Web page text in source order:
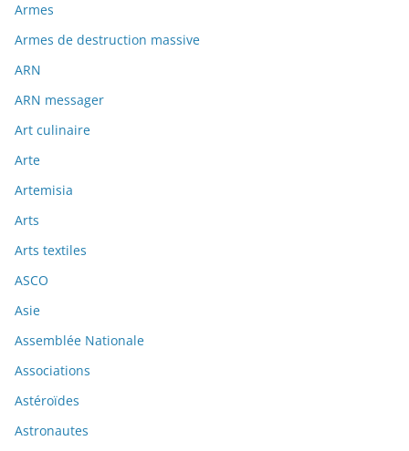
Armes
Armes de destruction massive
ARN
ARN messager
Art culinaire
Arte
Artemisia
Arts
Arts textiles
ASCO
Asie
Assemblée Nationale
Associations
Astéroïdes
Astronautes